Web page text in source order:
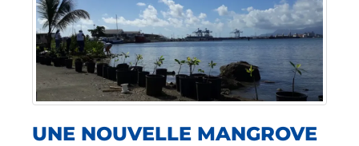
UNE NOUVELLE MANGROVE